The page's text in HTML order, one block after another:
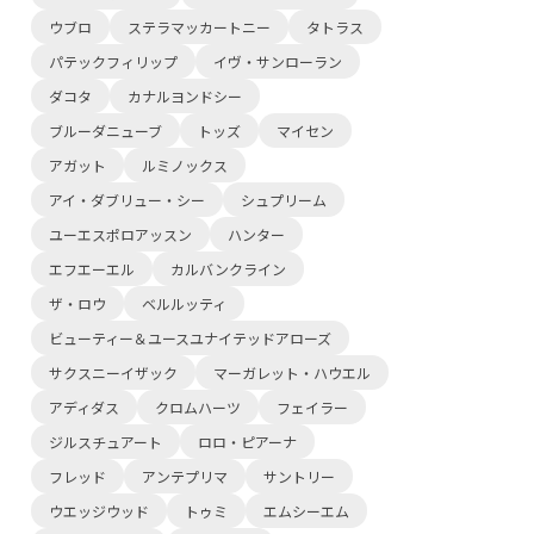
ウブロ
ステラマッカートニー
タトラス
パテックフィリップ
イヴ・サンローラン
ダコタ
カナルヨンドシー
ブルーダニューブ
トッズ
マイセン
アガット
ルミノックス
アイ・ダブリュー・シー
シュプリーム
ユーエスポロアッスン
ハンター
エフエーエル
カルバンクライン
ザ・ロウ
ベルルッティ
ビューティー＆ユースユナイテッドアローズ
サクスニーイザック
マーガレット・ハウエル
アディダス
クロムハーツ
フェイラー
ジルスチュアート
ロロ・ピアーナ
フレッド
アンテプリマ
サントリー
ウエッジウッド
トゥミ エムシーエム